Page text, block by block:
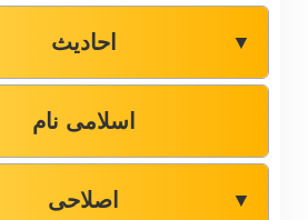
احادیث ▼
اسلامی نام
اصلاحی ▼